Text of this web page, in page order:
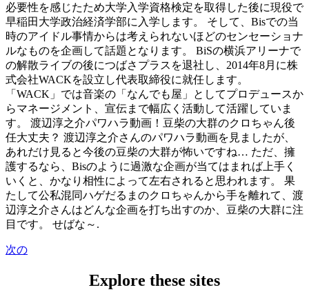
必要性を感じたため大学入学資格検定を取得した後に現役で
早稲田大学政治経済学部に入学します。 そして、Bisでの当
時のアイドル事情からは考えられないほどのセンセーショナ
ルなものを企画して話題となります。 BiSの横浜アリーナで
の解散ライブの後につばさプラスを退社し、2014年8月に株
式会社WACKを設立し代表取締役に就任します。
「WACK」では音楽の「なんでも屋」としてプロデュースか
らマネージメント、宣伝まで幅広く活動して活躍していま
す。 渡辺淳之介パワハラ動画！豆柴の大群のクロちゃん後
任大丈夫？ 渡辺淳之介さんのパワハラ動画を見ましたが、
あれだけ見ると今後の豆柴の大群が怖いですね… ただ、擁
護するなら、Bisのように過激な企画が当てはまれば上手く
いくと、かなり相性によって左右されると思われます。 果
たして公私混同ハゲだるまのクロちゃんから手を離れて、渡
辺淳之介さんはどんな企画を打ち出すのか、豆柴の大群に注
目です。 せばな～.
次の
Explore these sites